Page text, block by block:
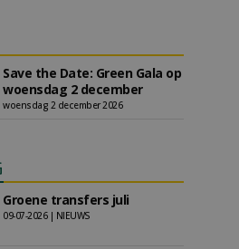
Save the Date: Green Gala op
woensdag 2 december
woensdag 2 december 2026
Groene transfers juli
09-07-2026 | NIEUWS